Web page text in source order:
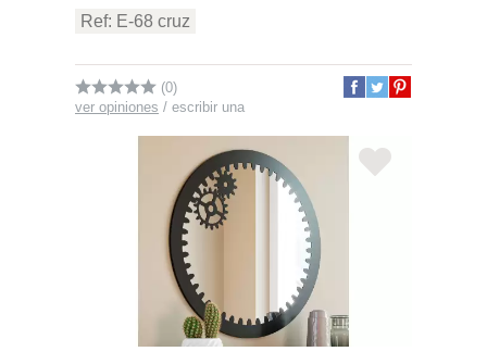
Ref: E-68 cruz
(0)
ver opiniones / escribir una